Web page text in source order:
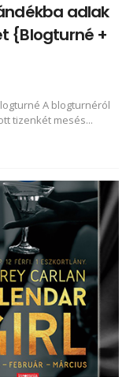
adlak
{Blogturné +
A blogturnéról
tizenkét mesés...